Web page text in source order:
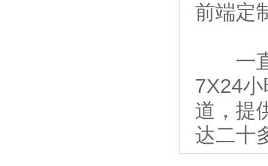
前端定
一直
7X24
道，提
达二十